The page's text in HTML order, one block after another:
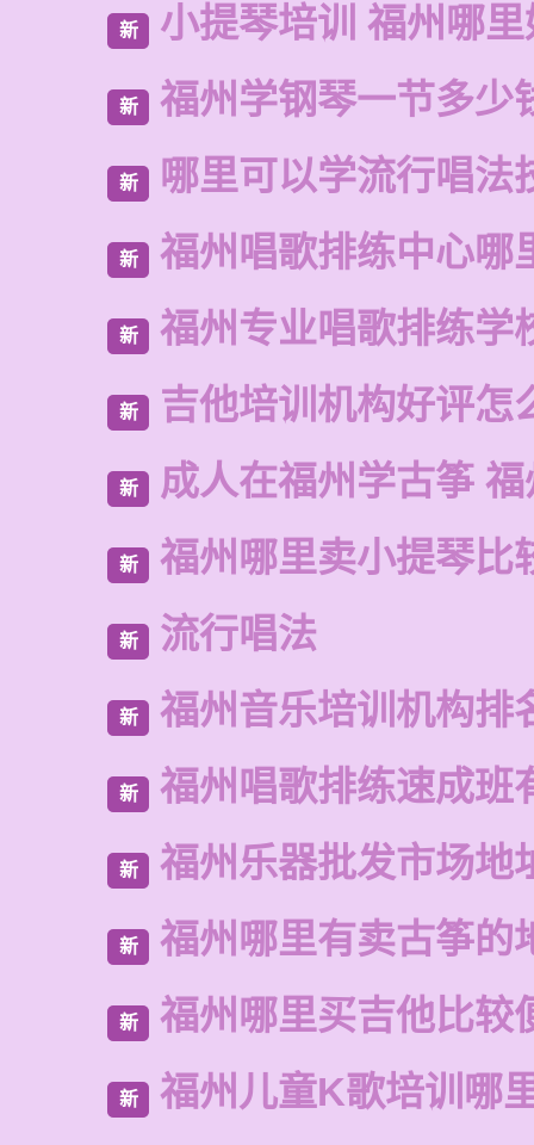
新 小提琴培训 福州哪
新 福州学钢琴一节多少
新 哪里可以学流行唱法
新 福州唱歌排练中心哪
新 福州专业唱歌排练学
新 吉他培训机构好评怎
新 成人在福州学古筝
新 福州哪里卖小提琴比
新 流行唱法
新 福州音乐培训机构排
新 福州唱歌排练速成班
新 福州乐器批发市场地
新 福州哪里有卖古筝的
新 福州哪里买吉他比较
新 福州儿童K歌培训哪